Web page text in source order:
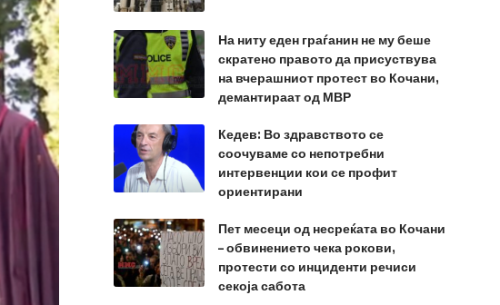
На ниту еден граѓанин не му беше
скратено правото да присуствува
на вчерашниот протест во Кочани,
демантираат од МВР
Кедев: Во здравството се
соочуваме со непотребни
интервенции кои се профит
ориентирани
Пет месеци од несреќата во Кочани
– обвинението чека рокови,
протести со инциденти речиси
секоја сабота